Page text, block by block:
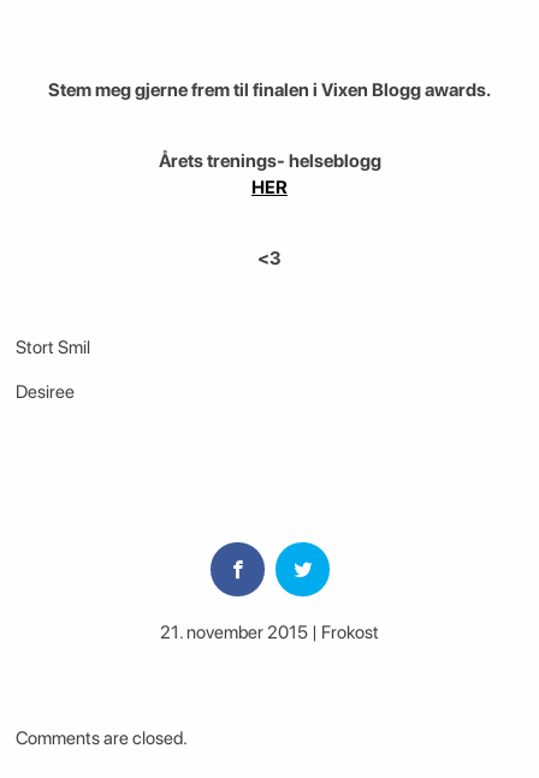
Stem meg gjerne frem til finalen i Vixen Blogg awards.
Årets trenings- helseblogg
HER
<3
Stort Smil
Desiree
21. november 2015 | Frokost
Comments are closed.